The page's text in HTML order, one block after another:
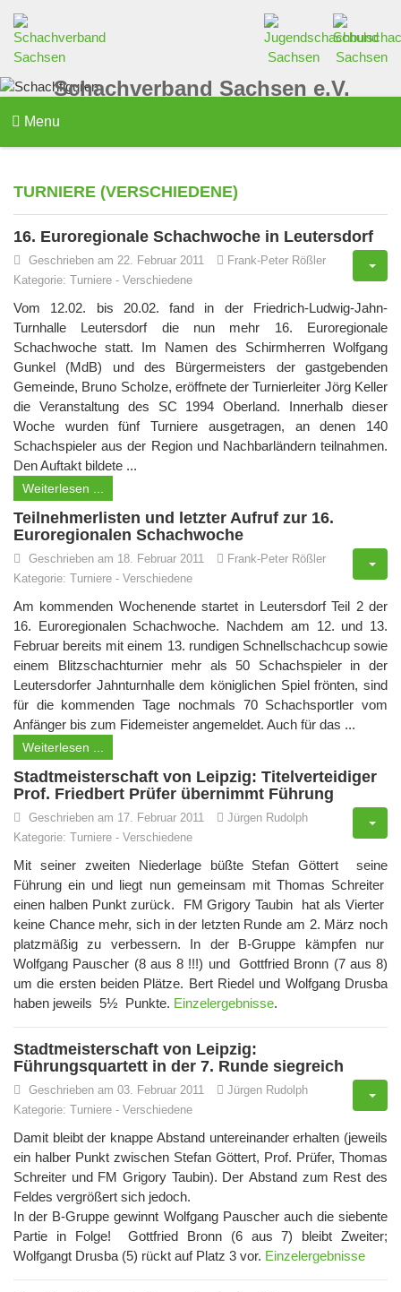
Schachverband Sachsen e.V.
Menu
TURNIERE (VERSCHIEDENE)
16. Euroregionale Schachwoche in Leutersdorf
Geschrieben am 22. Februar 2011
Frank-Peter Rößler
Kategorie: Turniere - Verschiedene
Vom 12.02. bis 20.02. fand in der Friedrich-Ludwig-Jahn-
Turnhalle Leutersdorf die nun mehr 16. Euroregionale
Schachwoche statt. Im Namen des Schirmherren Wolfgang
Gunkel (MdB) und des Bürgermeisters der gastgebenden
Gemeinde, Bruno Scholze, eröffnete der Turnierleiter Jörg Keller
die Veranstaltung des SC 1994 Oberland. Innerhalb dieser
Woche wurden fünf Turniere ausgetragen, an denen 140
Schachspieler aus der Region und Nachbarländern teilnahmen.
Den Auftakt bildete ...
Weiterlesen ...
Teilnehmerlisten und letzter Aufruf zur 16.
Euroregionalen Schachwoche
Geschrieben am 18. Februar 2011
Frank-Peter Rößler
Kategorie: Turniere - Verschiedene
Am kommenden Wochenende startet in Leutersdorf Teil 2 der
16. Euroregionalen Schachwoche. Nachdem am 12. und 13.
Februar bereits mit einem 13. rundigen Schnellschachcup sowie
einem Blitzschachturnier mehr als 50 Schachspieler in der
Leutersdorfer Jahnturnhalle dem königlichen Spiel frönten, sind
für die kommenden Tage nochmals 70 Schachsportler vom
Anfänger bis zum Fidemeister angemeldet. Auch für das ...
Weiterlesen ...
Stadtmeisterschaft von Leipzig: Titelverteidiger
Prof. Friedbert Prüfer übernimmt Führung
Geschrieben am 17. Februar 2011
Jürgen Rudolph
Kategorie: Turniere - Verschiedene
Mit seiner zweiten Niederlage büßte Stefan Göttert seine
Führung ein und liegt nun gemeinsam mit Thomas Schreiter
einen halben Punkt zurück. FM Grigory Taubin hat als Vierter
keine Chance mehr, sich in der letzten Runde am 2. März noch
platzmäßig zu verbessern. In der B-Gruppe kämpfen nur
Wolfgang Pauscher (8 aus 8 !!!) und Gottfried Bronn (7 aus 8)
um die ersten beiden Plätze. Bert Riedel und Wolfgang Drusba
haben jeweils 5½ Punkte. Einzelergebnisse.
Stadtmeisterschaft von Leipzig:
Führungsquartett in der 7. Runde siegreich
Geschrieben am 03. Februar 2011
Jürgen Rudolph
Kategorie: Turniere - Verschiedene
Damit bleibt der knappe Abstand untereinander erhalten (jeweils
ein halber Punkt zwischen Stefan Göttert, Prof. Prüfer, Thomas
Schreiter und FM Grigory Taubin). Der Abstand zum Rest des
Feldes vergrößert sich jedoch.
In der B-Gruppe gewinnt Wolfgang Pauscher auch die siebente
Partie in Folge! Gottfried Bronn (6 aus 7) bleibt Zweiter;
Wolfgangt Drusba (5) rückt auf Platz 3 vor. Einzelergebnisse